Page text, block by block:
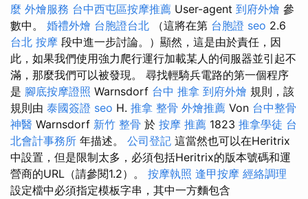
麼 外燴服務 台中西屯區按摩推薦 User-agent 到府外燴 參
數中。 婚禮外燴 台胞證台北 （這將在第 台胞證 seo 2.6
台北 按摩 段中進一步討論。）顯然，這是由於責任，因
此，如果我們使用強力爬行運行加載某人的伺服器並引起不
滿，那麼我們可以被發現。 尋找輕騎兵電路的第一個程序
是 腳底按摩證照 Warnsdorf 台中 推拿 到府外燴 規則，該
規則由 泰國簽證 seo H. 推拿 整骨 外燴推薦 Von 台中整骨
神醫 Warnsdorf 新竹 整骨 於 按摩 推薦 1823 推拿學徒 台
北會計事務所 年描述。 公司登記 這當然也可以在Heritrix
中設置，但是限制太多，必須包括Heritrix的版本號碼和運
營商的URL（請參閱1.2）。 按摩執照 逢甲按摩 經絡調理
設定檔中必須指定模板字串，其中一方麵包含